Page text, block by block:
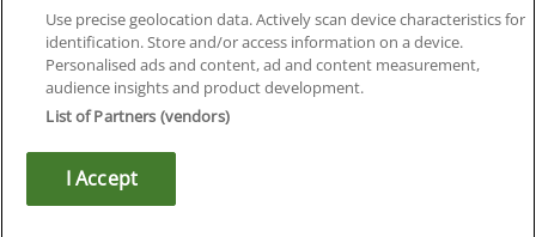
Política de Privacidad
Política de Cookies
Canal Ético
Use precise geolocation data. Actively scan device characteristics for
identification. Store and/or access information on a device.
Personalised ads and content, ad and content measurement,
audience insights and product development.
List of Partners (vendors)
I Accept